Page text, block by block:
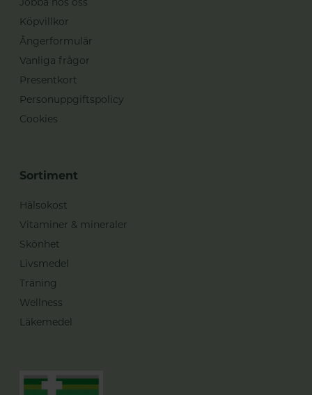
Köpvillkor
Ångerformulär
Vanliga frågor
Presentkort
Personuppgiftspolicy
Cookies
Sortiment
Hälsokost
Vitaminer & mineraler
Skönhet
Livsmedel
Träning
Wellness
Läkemedel